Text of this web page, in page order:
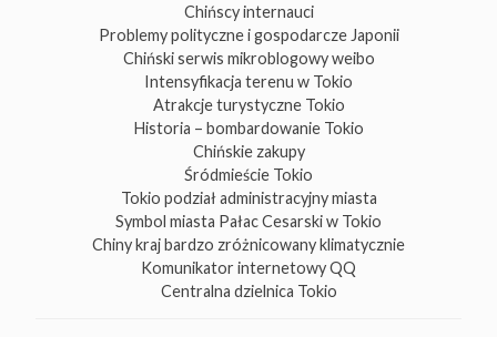
Chińscy internauci
Problemy polityczne i gospodarcze Japonii
Chiński serwis mikroblogowy weibo
Intensyfikacja terenu w Tokio
Atrakcje turystyczne Tokio
Historia – bombardowanie Tokio
Chińskie zakupy
Śródmieście Tokio
Tokio podział administracyjny miasta
Symbol miasta Pałac Cesarski w Tokio
Chiny kraj bardzo zróżnicowany klimatycznie
Komunikator internetowy QQ
Centralna dzielnica Tokio